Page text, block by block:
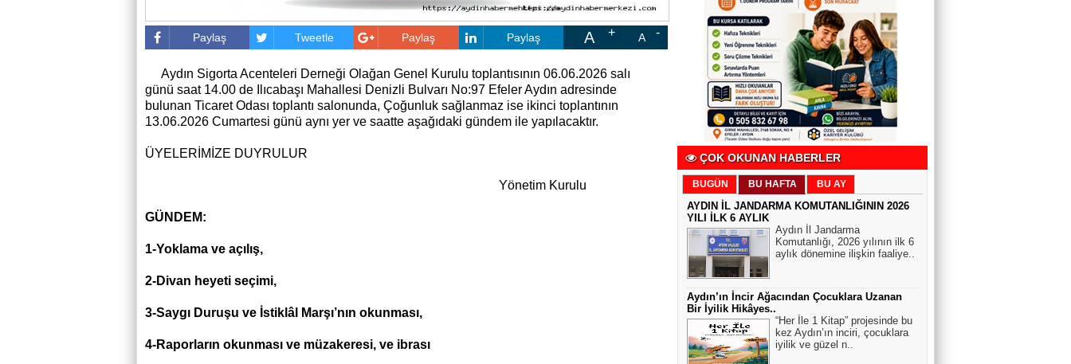
Paylaş Tweetle Paylaş Paylaş A A
Aydın Sigorta Acenteleri Derneği Olağan Genel Kurulu toplantısının 06.06.2026 salı
günü saat 14.00 de Ilıcabaşı Mahallesi Denizli Bulvarı No:97 Efeler Aydın adresinde
bulunan Ticaret Odası toplantı salonunda, Çoğunluk sağlanmaz ise ikinci toplantının
13.06.2026 Cumartesi günü aynı yer ve saatte aşağıdaki gündem ile yapılacaktır.
ÜYELERİMİZE DUYRULUR
Yönetim Kurulu
GÜNDEM:
1-Yoklama ve açılış,
2-Divan heyeti seçimi,
3-Saygı Duruşu ve İstiklâl Marşı’nın okunması,
4-Raporların okunması ve müzakeresi, ve ibrası
SAĞLIK'ÇA
Beyin tümörünün 6 önemli sinyali
Köşeli Yazılar
CHP’li belediyeler neden iktidarın
hedefinde?
Hulusi Kazandere
ANLAYANLAR ANLIYOR. GEREKMEZ
ARİFLERE TARİF
Hamza Arpalı
Eurovision ve Filistin
Feride UZUNHASANOĞLU
Rüyalarımız bize bizi anlatır.
ÇOK OKUNAN HABERLER
BUGÜN BU HAFTA BU AY
AYDIN İL JANDARMA KOMUTANLIĞININ 2026
YILI İLK 6 AYLIK
Aydın İl Jandarma
Komutanlığı, 2026 yılının ilk 6
aylık dönemine ilişkin faaliye..
Aydın’ın İncir Ağacından Çocuklara Uzanan
Bir İyilik Hikâyes..
“Her İle 1 Kitap” projesinde bu
kez Aydın’ın inciri, çocuklara
iyilik ve güzel n..